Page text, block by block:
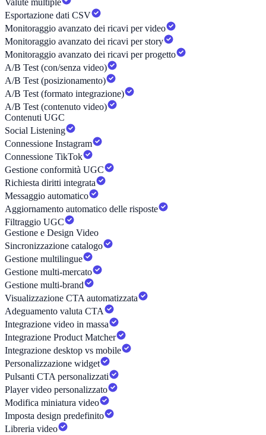
Valute multiple
Esportazione dati CSV
Monitoraggio avanzato dei ricavi per video
Monitoraggio avanzato dei ricavi per story
Monitoraggio avanzato dei ricavi per progetto
A/B Test (con/senza video)
A/B Test (posizionamento)
A/B Test (formato integrazione)
A/B Test (contenuto video)
Contenuti UGC
Social Listening
Connessione Instagram
Connessione TikTok
Gestione conformità UGC
Richiesta diritti integrata
Messaggio automatico
Aggiornamento automatico delle risposte
Filtraggio UGC
Gestione e Design Video
Sincronizzazione catalogo
Gestione multilingue
Gestione multi-mercato
Gestione multi-brand
Visualizzazione CTA automatizzata
Adeguamento valuta CTA
Integrazione video in massa
Integrazione Product Matcher
Integrazione desktop vs mobile
Personalizzazione widget
Pulsanti CTA personalizzati
Player video personalizzato
Modifica miniatura video
Imposta design predefinito
Libreria video